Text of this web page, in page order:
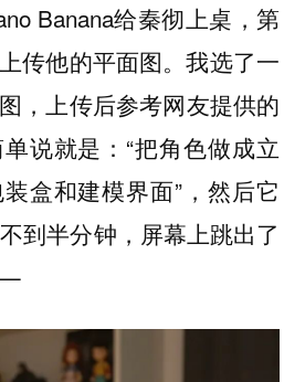
Banana给秦彻上桌，第
传他的平面图。我选了一
，上传后参考网友提供的
说就是：“把角色做成立
盒和建模界面”，然后它
到半分钟，屏幕上跳出了